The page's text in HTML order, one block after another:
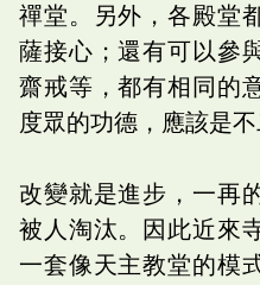
禪堂。另外，各殿堂
薩接心；還有可以參
齋戒等，都有相同的
度眾的功德，應該是不
改變就是進步，一再
被人淘汰。因此近來
一套像天主教堂的模